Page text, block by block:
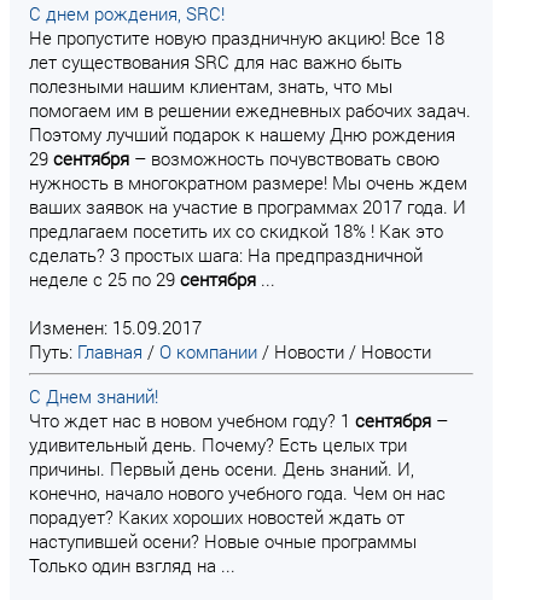
С днем рождения, SRC!
Не пропустите новую праздничную акцию! Все 18
лет существования SRC для нас важно быть
полезными нашим клиентам, знать, что мы
помогаем им в решении ежедневных рабочих задач.
Поэтому лучший подарок к нашему Дню рождения
29 сентября – возможность почувствовать свою
нужность в многократном размере! Мы очень ждем
ваших заявок на участие в программах 2017 года. И
предлагаем посетить их со скидкой 18% ! Как это
сделать? 3 простых шага: На предпраздничной
неделе с 25 по 29 сентября ...
Изменен: 15.09.2017
Путь: Главная / О компании / Новости / Новости
С Днем знаний!
Что ждет нас в новом учебном году? 1 сентября –
удивительный день. Почему? Есть целых три
причины. Первый день осени. День знаний. И,
конечно, начало нового учебного года. Чем он нас
порадует? Каких хороших новостей ждать от
наступившей осени? Новые очные программы
Только один взгляд на ...